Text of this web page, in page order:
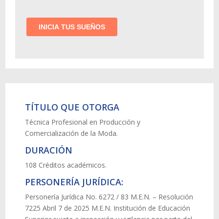
TÍTULO QUE OTORGA
Técnica Profesional en Producción y
Comercialización de la Moda.
DURACIÓN
108 Créditos académicos.
PERSONERÍA JURÍDICA:
Personería Jurídica No. 6272 / 83 M.E.N. – Resolución
7225 Abril 7 de 2025 M.E.N. Institución de Educación